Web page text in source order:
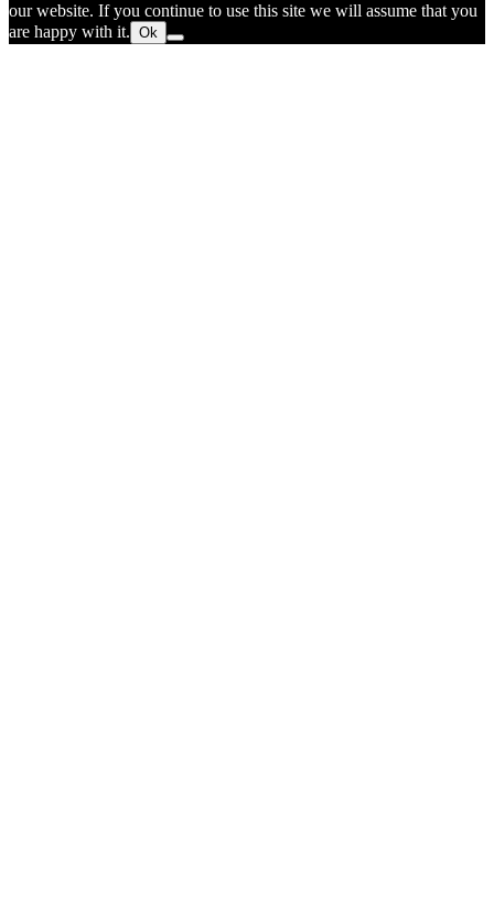
our website. If you continue to use this site we will assume that you
are happy with it. Ok